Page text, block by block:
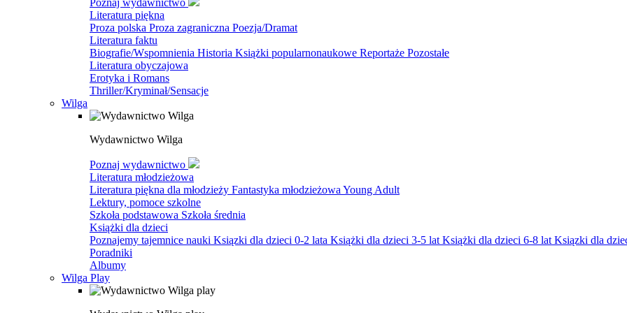
Poznaj wydawnictwo
Literatura piękna
Proza polska Proza zagraniczna Poezja/Dramat
Literatura faktu
Biografie/Wspomnienia Historia Książki popularnonaukowe Reportaże Pozostałe
Literatura obyczajowa
Erotyka i Romans
Thriller/Kryminał/Sensacje
Wilga
Wydawnictwo Wilga
Poznaj wydawnictwo
Literatura młodzieżowa
Literatura piękna dla młodzieży Fantastyka młodzieżowa Young Adult
Lektury, pomoce szkolne
Szkoła podstawowa Szkoła średnia
Książki dla dzieci
Poznajemy tajemnice nauki Ksiązki dla dzieci 0-2 lata Książki dla dzieci 3-5 lat Książki dla dzieci 6-8 lat Ksiązki dla
Poradniki
Albumy
Wilga Play